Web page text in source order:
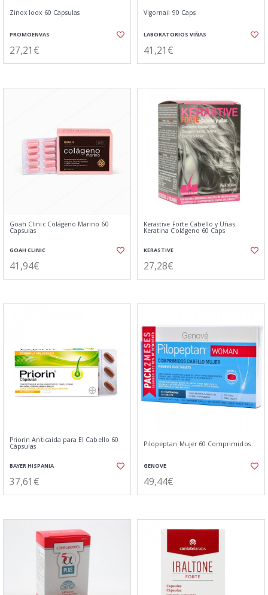
Zinox Ioox 60 Capsulas
PROMOENVAS
27,21€
Vigornail 90 Caps
LABORATORIOS VIÑAS
41,21€
Goah Clinic Colágeno Marino 60
Capsulas
GOAH CLINIC
41,94€
Kerastive Forte Cabello y Uñas
Keratina Colágeno 60 Caps
KERASTIVE
27,28€
Priorin Anticaída para El Cabello 60
Cápsulas
BAYER HISPANIA
37,61€
Pilopeptan Mujer 60 Comprimidos
GENOVE
49,44€